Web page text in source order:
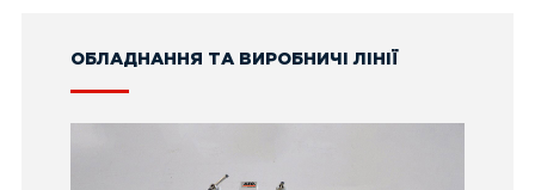
ОБЛАДНАННЯ ТА ВИРОБНИЧІ ЛІНІЇ